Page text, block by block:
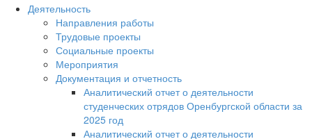
Деятельность
Направления работы
Трудовые проекты
Социальные проекты
Мероприятия
Документация и отчетность
Аналитический отчет о деятельности
студенческих отрядов Оренбургской области за
2025 год
Аналитический отчет о деятельности